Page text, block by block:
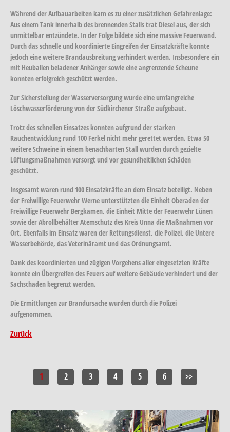
Während der Aufbauarbeiten kam es zu einer zusätzlichen Gefahrenlage:
Aus einem Tank innerhalb des brennenden Stalls trat Diesel aus, der sich
unmittelbar entzündete. In der Folge bildete sich eine massive Feuerwand.
Durch das schnelle und koordinierte Eingreifen der Einsatzkräfte konnte
jedoch eine weitere Brandausbreitung verhindert werden. Insbesondere ein
mit Heuballen beladener Anhänger sowie eine angrenzende Scheune
konnten erfolgreich geschützt werden.
Zur Sicherstellung der Wasserversorgung wurde eine umfangreiche
Löschwasserförderung von der Südkirchener Straße aufgebaut.
Trotz des schnellen Einsatzes konnten aufgrund der starken
Rauchentwicklung rund 100 Ferkel nicht mehr gerettet werden. Etwa 50
weitere Schweine in einem benachbarten Stall wurden durch gezielte
Lüftungsmaßnahmen versorgt und vor gesundheitlichen Schäden
geschützt.
Insgesamt waren rund 100 Einsatzkräfte an dem Einsatz beteiligt. Neben
der Freiwillige Feuerwehr Werne unterstützten die Einheit Oberaden der
Freiwillige Feuerwehr Bergkamen, die Einheit Mitte der Feuerwehr Lünen
sowie der Abrollbehälter Atemschutz des Kreis Unna die Maßnahmen vor
Ort. Ebenfalls im Einsatz waren der Rettungsdienst, die Polizei, die Untere
Wasserbehörde, das Veterinäramt und das Ordnungsamt.
Dank des koordinierten und zügigen Vorgehens aller eingesetzten Kräfte
konnte ein Übergreifen des Feuers auf weitere Gebäude verhindert und der
Sachschaden begrenzt werden.
Die Ermittlungen zur Brandursache wurden durch die Polizei
aufgenommen.
Zurück
1 2 3 4 5 6 >>